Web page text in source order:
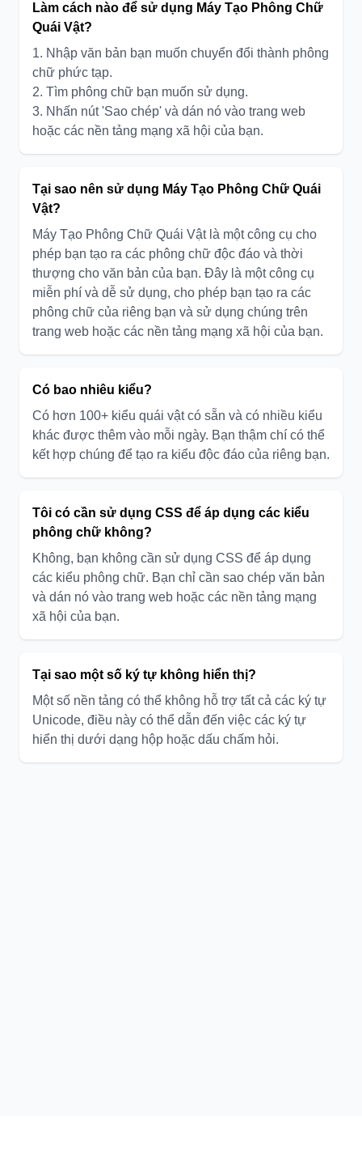
Làm cách nào để sử dụng Máy Tạo Phông Chữ
Quái Vật?
1. Nhập văn bản bạn muốn chuyển đổi thành phông
chữ phức tạp.
2. Tìm phông chữ bạn muốn sử dụng.
3. Nhấn nút 'Sao chép' và dán nó vào trang web
hoặc các nền tảng mạng xã hội của bạn.
Tại sao nên sử dụng Máy Tạo Phông Chữ Quái
Vật?
Máy Tạo Phông Chữ Quái Vật là một công cụ cho
phép bạn tạo ra các phông chữ độc đáo và thời
thượng cho văn bản của bạn. Đây là một công cụ
miễn phí và dễ sử dụng, cho phép bạn tạo ra các
phông chữ của riêng bạn và sử dụng chúng trên
trang web hoặc các nền tảng mạng xã hội của bạn.
Có bao nhiêu kiểu?
Có hơn 100+ kiểu quái vật có sẵn và có nhiều kiểu
khác được thêm vào mỗi ngày. Bạn thậm chí có thể
kết hợp chúng để tạo ra kiểu độc đáo của riêng bạn.
Tôi có cần sử dụng CSS để áp dụng các kiểu
phông chữ không?
Không, bạn không cần sử dụng CSS để áp dụng
các kiểu phông chữ. Bạn chỉ cần sao chép văn bản
và dán nó vào trang web hoặc các nền tảng mạng
xã hội của bạn.
Tại sao một số ký tự không hiển thị?
Một số nền tảng có thể không hỗ trợ tất cả các ký tự
Unicode, điều này có thể dẫn đến việc các ký tự
hiển thị dưới dạng hộp hoặc dấu chấm hỏi.